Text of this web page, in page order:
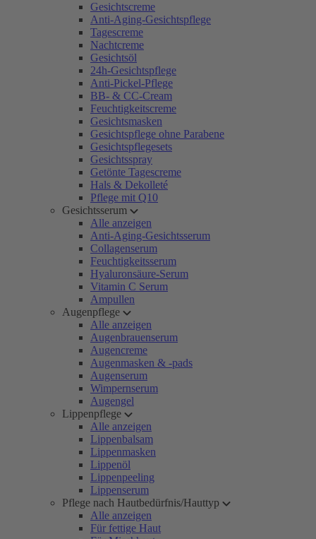
Gesichtscreme
Anti-Aging-Gesichtspflege
Tagescreme
Nachtcreme
Gesichtsöl
24h-Gesichtspflege
Anti-Pickel-Pflege
BB- & CC-Cream
Feuchtigkeitscreme
Gesichtsmasken
Gesichtspflege ohne Parabene
Gesichtspflegesets
Gesichtsspray
Getönte Tagescreme
Hals & Dekolleté
Pflege mit Q10
Gesichtsserum
Alle anzeigen
Anti-Aging-Gesichtsserum
Collagenserum
Feuchtigkeitsserum
Hyaluronsäure-Serum
Vitamin C Serum
Ampullen
Augenpflege
Alle anzeigen
Augenbrauenserum
Augencreme
Augenmasken & -pads
Augenserum
Wimpernserum
Augengel
Lippenpflege
Alle anzeigen
Lippenbalsam
Lippenmasken
Lippenöl
Lippenpeeling
Lippenserum
Pflege nach Hautbedürfnis/Hauttyp
Alle anzeigen
Für fettige Haut